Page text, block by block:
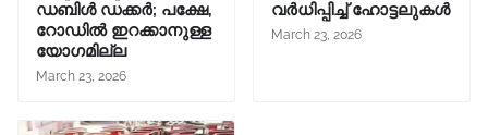
ഡബിൾ ഡക്കർ; പക്ഷേ,
റോഡിൽ ഇറക്കാനുള്ള
യോഗമില്ല
March 23, 2026
വർധിപ്പിച്ച് ഹോട്ടലുകൾ
March 23, 2026